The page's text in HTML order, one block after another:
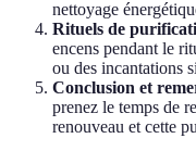
nettoyage
Rituels de
encens pendant le
ou des incantations
Conclusion et
prenez le temps de
renouveau et cette